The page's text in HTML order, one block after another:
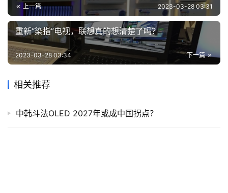
上一篇 2023-03-28 03:31
重新“染指”电视，联想真的想清楚了吗？
下一篇
2023-03-28 03:34
相关推荐
中韩斗法OLED 2027年或成中国拐点？